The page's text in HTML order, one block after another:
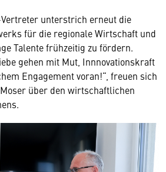
unterstrich erneut die
für die regionale Wirtschaft und
Talente frühzeitig zu fördern.
gehen mit Mut, Innnovationskraft
Engagement voran!“, freuen sich
über den wirtschaftlichen